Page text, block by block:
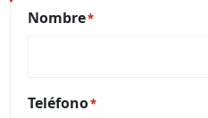
Nombre*
Teléfono*